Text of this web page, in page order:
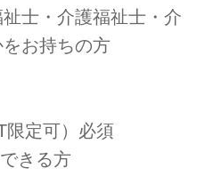
士・介護福祉士・介
お持ちの方
定可）必須
きる方